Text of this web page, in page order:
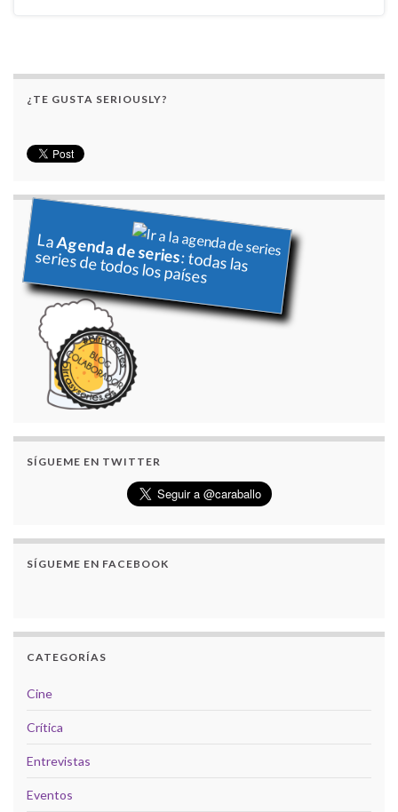
¿TE GUSTA SERIOUSLY?
LaAgenda de series: todas las
series de todos los países
SÍGUEME EN TWITTER
SÍGUEME EN FACEBOOK
CATEGORÍAS
Cine
Crítica
Entrevistas
Eventos